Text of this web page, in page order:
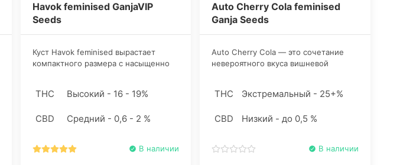
Havok feminised GanjaVIP
Seeds
Куст Havok feminised вырастает
компактного размера с насыщенно
позволяет растению формировать
убойным уровнем ТКГ в 20-22%.
THC Высокий - 16 - 19%
CBD Средний - 0,6 - 2 %
В наличии
Auto Cherry Cola feminised
Ganja Seeds
Auto Cherry Cola — это сочетание
невероятного вкуса вишневой
THC Экстремальный - 25+%
CBD Низкий - до 0,5 %
В наличии